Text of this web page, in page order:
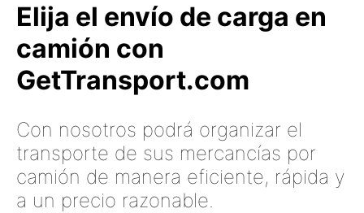
Elija el envío de carga en
camión con
GetTransport.com
Con nosotros podrá organizar el
transporte de sus mercancías por
camión de manera eficiente, rápida y
a un precio razonable.